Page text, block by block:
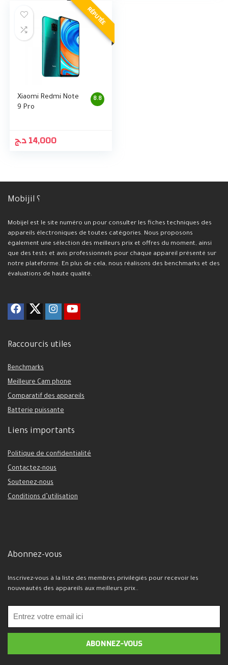
RÉPUTÉE
8.8
Xiaomi Redmi Note
9 Pro
14,000د.ج
Mobijil ؟
Mobijel est le site numéro un pour consulter les fiches techniques des
appareils électroniques de toutes catégories. Nous proposons
également une sélection des meilleurs prix et offres du moment, ainsi
que des tests et avis professionnels pour chaque appareil présenté sur
notre plateforme. En plus de cela, nous réalisons des benchmarks et des
évaluations de haute qualité.
Raccourcis utiles
Benchmarks
Meilleure Cam phone
Comparatif des appareils
Batterie puissante
Liens importants
Politique de confidentialité
Contactez-nous
Soutenez-nous
Conditions d’utilisation
Abonnez-vous
Inscrivez-vous à la liste des membres privilégiés pour recevoir les
nouveautés des appareils aux meilleurs prix..